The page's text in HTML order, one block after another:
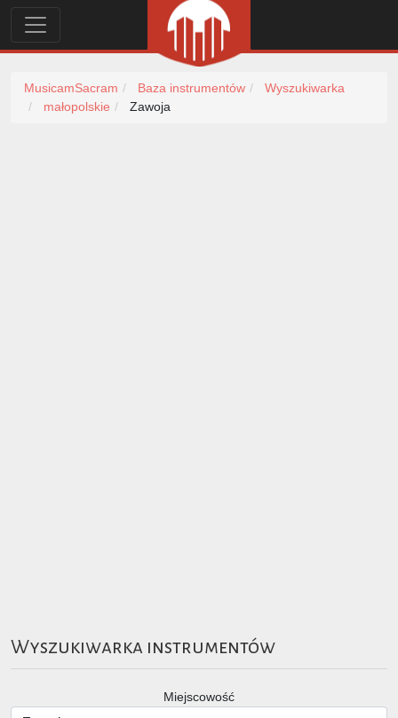
MusicamSacram Baza instrumentów
Wyszukiwarka
małopolskie
Zawoja
Wyszukiwarka instrumentów
Miejscowość